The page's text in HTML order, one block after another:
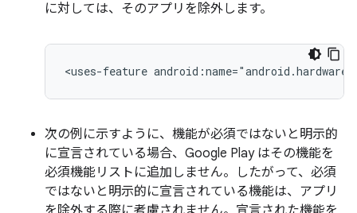
に対しては、そのアプリを除外します。
<uses-feature
次の例に示すように、機能が必須ではない と明示的
に宣言されている場合、Google Play はその機能を
必須機能リストに追加しません。したがって、必須
ではないと明示的に宣言されている機能は、アプリ